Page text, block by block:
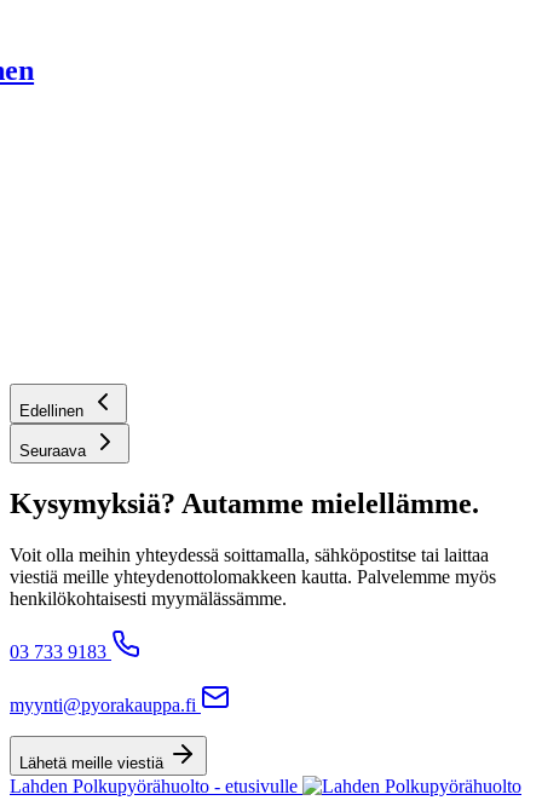
Edellinen
Seuraava
Kysymyksiä? Autamme mielellämme.
Voit olla meihin yhteydessä soittamalla, sähköpostitse tai laittaa
viestiä meille yhteydenottolomakkeen kautta. Palvelemme myös
henkilökohtaisesti myymälässämme.
03 733 9183
myynti@pyorakauppa.fi
Lähetä meille viestiä
Lahden Polkupyörähuolto - etusivulle